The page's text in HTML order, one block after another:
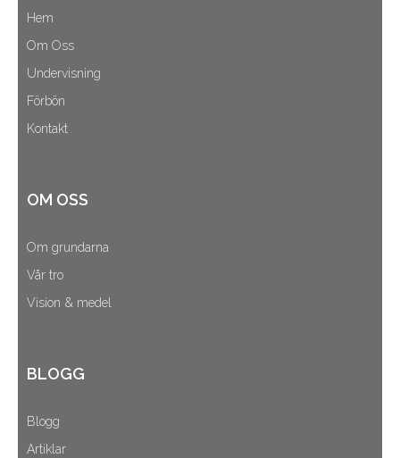
Hem
Om Oss
Undervisning
Förbön
Kontakt
OM OSS
Om grundarna
Vår tro
Vision & medel
BLOGG
Blogg
Artiklar